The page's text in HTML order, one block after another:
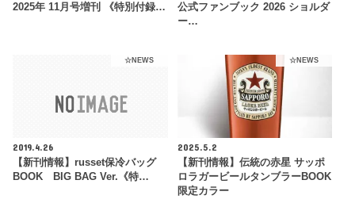
2025年 11月号増刊 《特別付録…
公式ファンブック 2026 ショルダ
ー…
☆NEWS
2019.4.26
【新刊情報】russet保冷バッグ
BOOK BIG BAG Ver.《特…
☆NEWS
2025.5.2
【新刊情報】伝統の赤星 サッポ
ロラガービールタンブラーBOOK
限定カラー